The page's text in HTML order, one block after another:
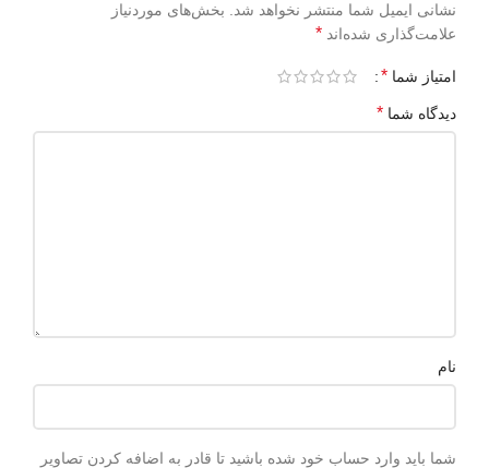
نشانی ایمیل شما منتشر نخواهد شد. بخش‌های موردنیاز
علامت‌گذاری شده‌اند *
امتیاز شما *
دیدگاه شما *
نام
شما باید وارد حساب خود شده باشید تا قادر به اضافه کردن تصاویر